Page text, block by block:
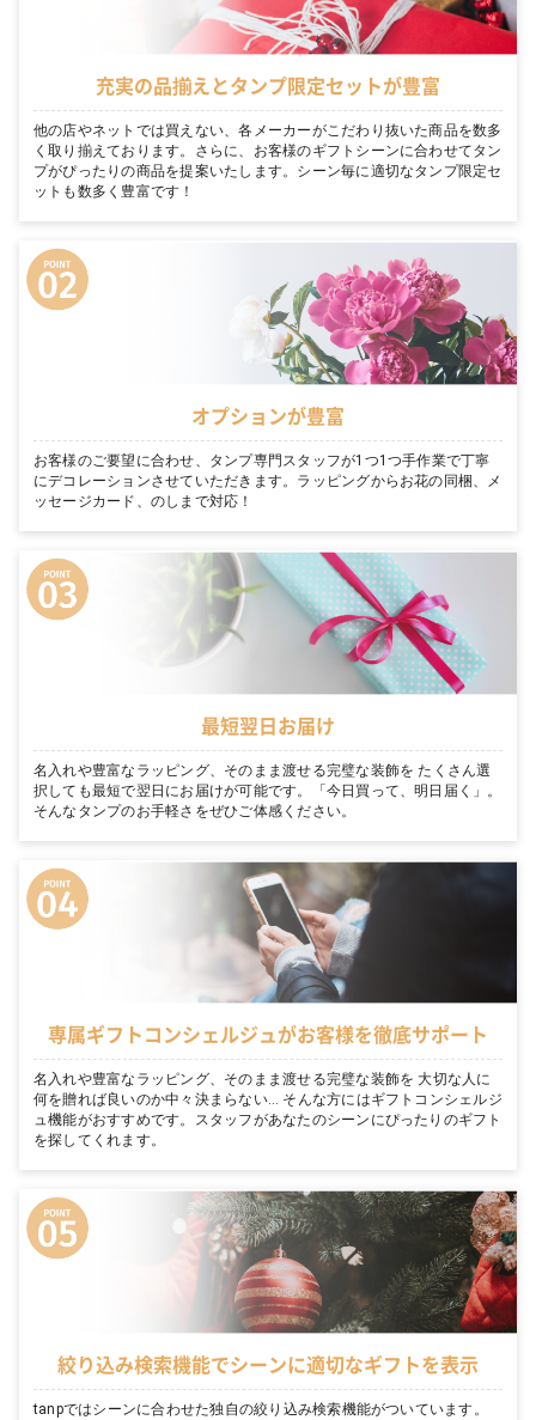
充実の品揃えとタンプ限定セットが豊富
他の店やネットでは買えない、各メーカーがこだわり抜いた商品を数多
く取り揃えております。さらに、お客様のギフトシーンに合わせてタン
プがぴったりの商品を提案いたします。シーン毎に適切なタンプ限定セ
ットも数多く豊富です！
オプションが豊富
お客様のご要望に合わせ、タンプ専門スタッフが1つ1つ手作業で丁寧
にデコレーションさせていただきます。ラッピングからお花の同梱、メ
ッセージカード、のしまで対応！
最短翌日お届け
名入れや豊富なラッピング、そのまま渡せる完璧な装飾を たくさん選
択しても最短で翌日にお届けが可能です。「今日買って、明日届く」。
そんなタンプのお手軽さをぜひご体感ください。
専属ギフトコンシェルジュがお客様を徹底サポート
名入れや豊富なラッピング、そのまま渡せる完璧な装飾を 大切な人に
何を贈れば良いのか中々決まらない… そんな方にはギフトコンシェルジ
ュ機能がおすすめです。スタッフがあなたのシーンにぴったりのギフト
を探してくれます。
絞り込み検索機能でシーンに適切なギフトを表示
tanpではシーンに合わせた独自の絞り込み検索機能がついています。